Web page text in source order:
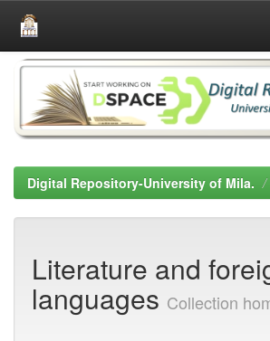
Skip
navigation
Digital Repository-University of Mila.
Literature and
languages Collection